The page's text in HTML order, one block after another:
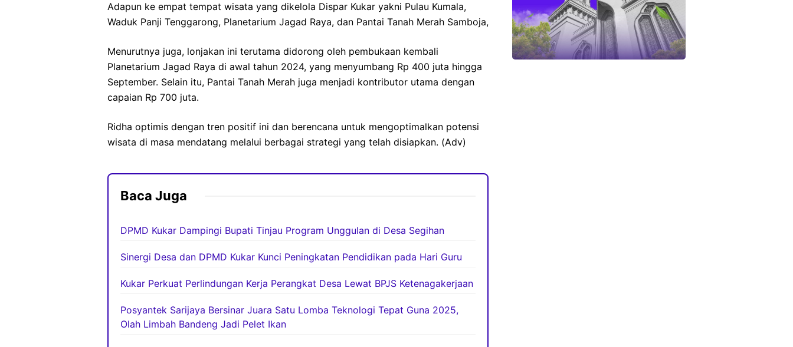
Adapun ke empat tempat wisata yang dikelola Dispar Kukar yakni Pulau Kumala,
Waduk Panji Tenggarong, Planetarium Jagad Raya, dan Pantai Tanah Merah Samboja,
Menurutnya juga, lonjakan ini terutama didorong oleh pembukaan kembali
Planetarium Jagad Raya di awal tahun 2024, yang menyumbang Rp 400 juta hingga
September. Selain itu, Pantai Tanah Merah juga menjadi kontributor utama dengan
capaian Rp 700 juta.
Ridha optimis dengan tren positif ini dan berencana untuk mengoptimalkan potensi
wisata di masa mendatang melalui berbagai strategi yang telah disiapkan. (Adv)
Baca Juga
DPMD Kukar Dampingi Bupati Tinjau Program Unggulan di Desa Segihan
Sinergi Desa dan DPMD Kukar Kunci Peningkatan Pendidikan pada Hari Guru
Kukar Perkuat Perlindungan Kerja Perangkat Desa Lewat BPJS Ketenagakerjaan
Posyantek Sarijaya Bersinar Juara Satu Lomba Teknologi Tepat Guna 2025,
Olah Limbah Bandeng Jadi Pelet Ikan